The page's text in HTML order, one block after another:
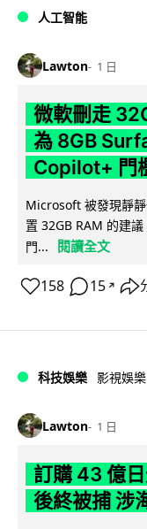
人工智能
Lawton 1 日
微軟刪走
為 8GB
Copilot+ 門
Microsoft 被發現靜
置 32GB RAM 的建
門...
閱讀全文
158 15 ↗
科技娛樂 影視娛樂
Lawton 1 日
訂購 43 億
後終被捕 涉